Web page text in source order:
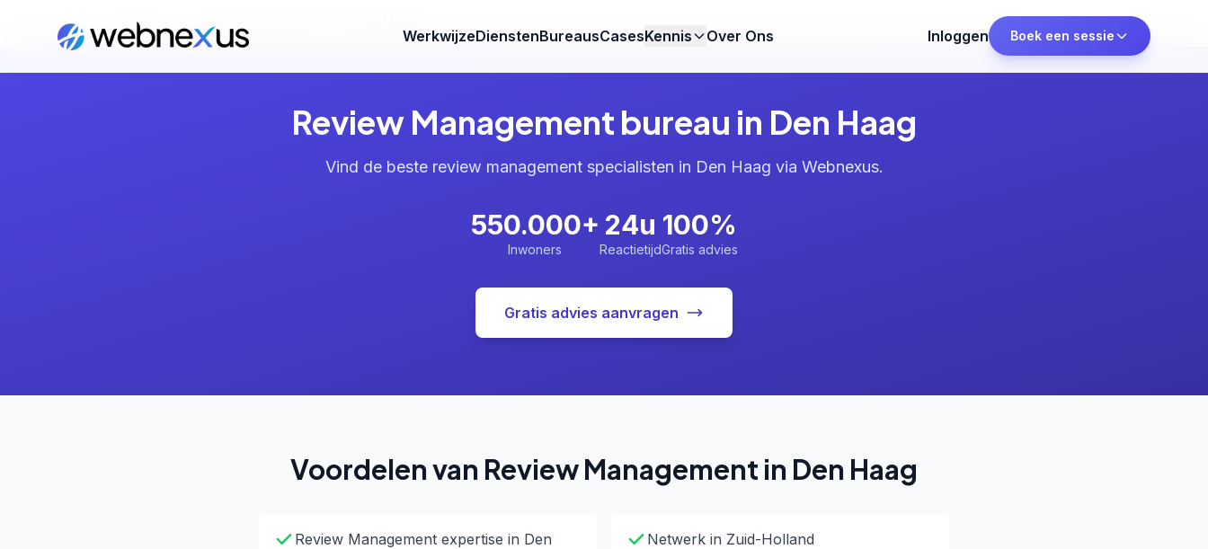
WerkwijzeDienstenBureausCasesKennis Over Ons Inloggen Boek een sessie
Home Diensten Review Management
Review Management bureau in Den Haag
Vind de beste review management specialisten in Den Haag via Webnexus.
550.000+
Inwoners
24u
Reactietijd
100%
Gratis advies
Gratis advies aanvragen
Voordelen van Review Management in Den Haag
Review Management expertise in Den
Netwerk in Zuid-Holland